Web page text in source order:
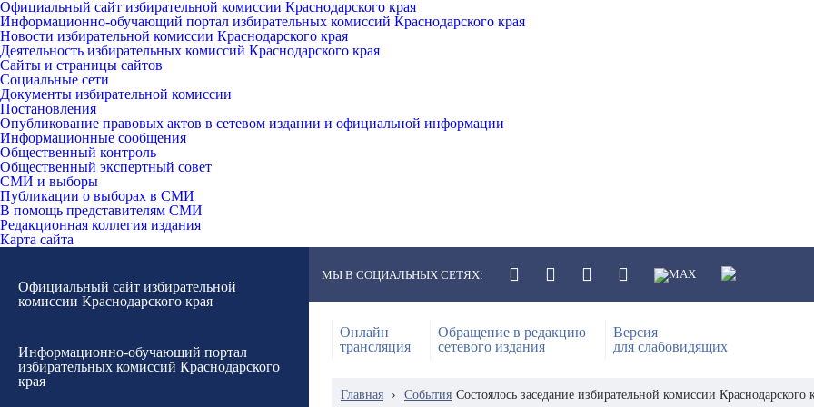
Официальный сайт избирательной комиссии Краснодарского края
Информационно-обучающий портал избирательных комиссий Краснодарского края
Новости избирательной комиссии Краснодарского края
Деятельность избирательных комиссий Краснодарского края
Сайты и страницы сайтов
Социальные сети
Документы избирательной комиссии
Постановления
Опубликование правовых актов в сетевом издании и официальной информации
Информационные сообщения
Общественный контроль
Общественный экспертный совет
СМИ и выборы
Публикации о выборах в СМИ
В помощь представителям СМИ
Редакционная коллегия издания
Карта сайта
Официальный сайт избирательной
комиссии Краснодарского края
Информационно-обучающий портал
избирательных комиссий Краснодарского
края
МЫ В СОЦИАЛЬНЫХ СЕТЯХ:
Онлайн
трансляция
Обращение в редакцию
сетевого издания
Версия
для слабовидящих
Главная › События Состоялось заседание избирательной комиссии Краснодарского